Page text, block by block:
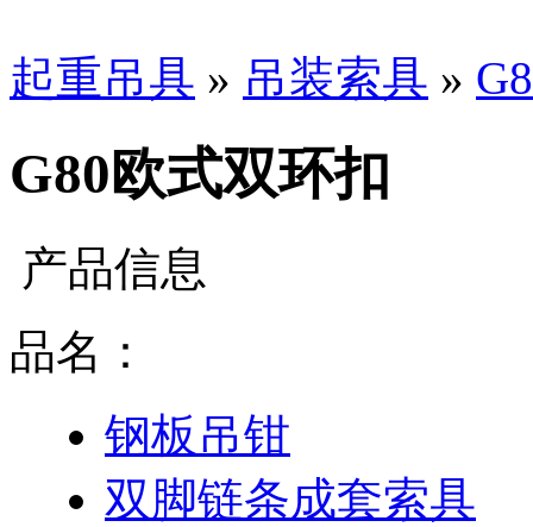
起重吊具 » 吊装索具 »
G80欧式双环扣
产品信息
品名：
钢板吊钳
双脚链条成套索具